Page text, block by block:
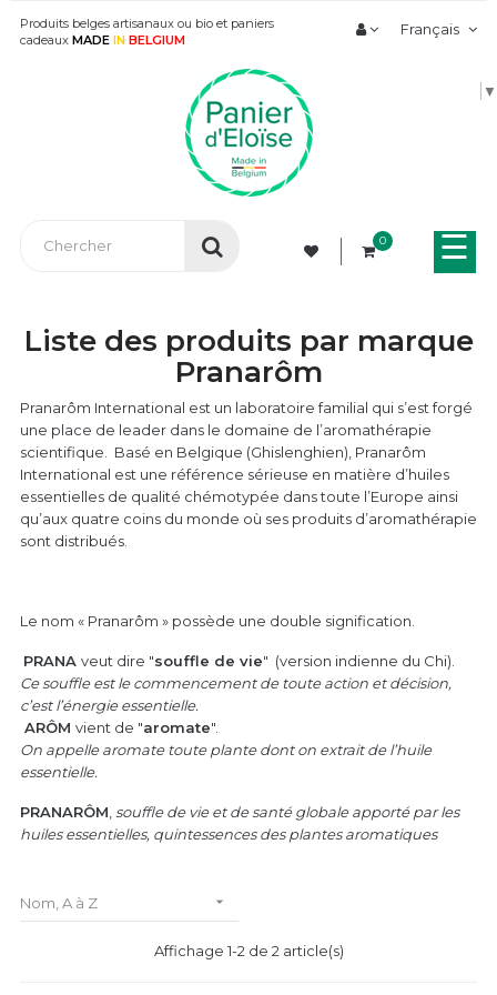
Produits belges artisanaux ou bio et paniers
cadeaux MADE IN BELGIUM
Français
▼
0
la
☰
Liste des produits par marque
Pranarôm
Pranarôm International est un laboratoire familial qui s’est forgé
une place de leader dans le domaine de l’aromathérapie
scientifique. Basé en Belgique (Ghislenghien), Pranarôm
International est une référence sérieuse en matière d’huiles
essentielles de qualité chémotypée dans toute l’Europe ainsi
qu’aux quatre coins du monde où ses produits d’aromathérapie
sont distribués.
Le nom « Pranarôm » possède une double signification.
PRANA veut dire "souffle de vie" (version indienne du Chi).
Ce souffle est le commencement de toute action et décision,
c’est l’énergie essentielle.
ARÔM vient de "aromate".
On appelle aromate toute plante dont on extrait de l’huile
essentielle.
PRANARÔM souffle de vie et de santé globale apporté par les
huiles essentielles, quintessences des plantes aromatiques
Nom, A à Z 
Affichage 1-2 de 2 article(s)